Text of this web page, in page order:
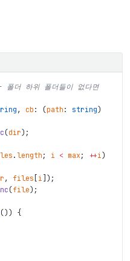
더 하위 폴더들이 없다면
, cb : (path : string)
(dir) ;
. length ; i < max ; ++i )
, files i ) ;
(file) ;
() )
{